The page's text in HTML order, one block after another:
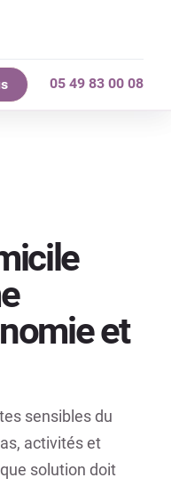
05 49 83 00 08
et
sensibles du
activités et
solution doit